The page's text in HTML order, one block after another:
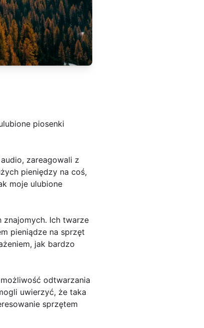
piosenki
zareagowali z
pieniędzy na coś,
moje ulubione
znajomych. Ich twarze
pieniądze na sprzęt
jak bardzo
odtwarzania
uwierzyć, że taka
sprzętem